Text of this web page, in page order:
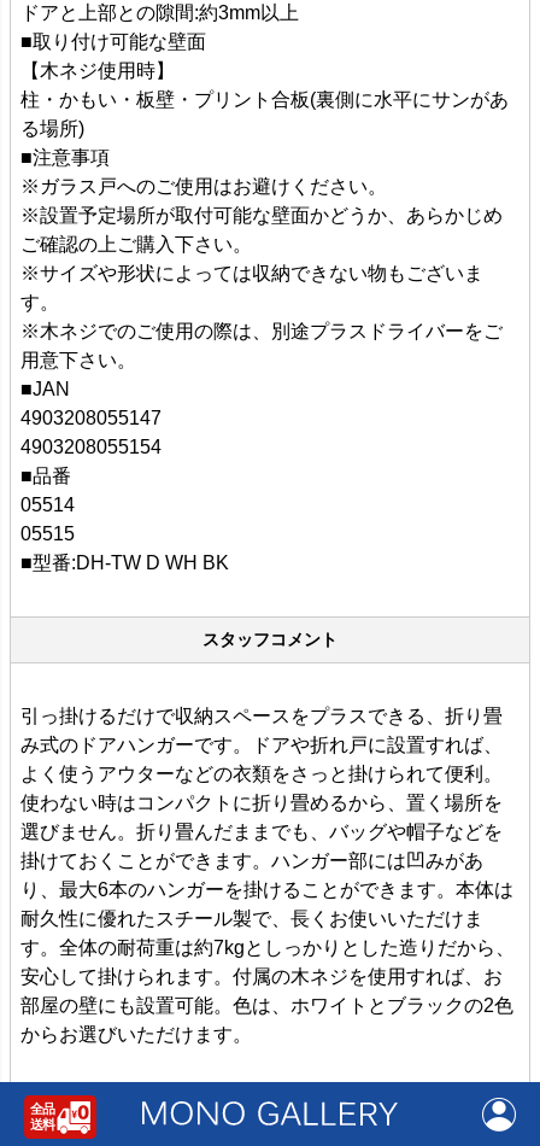
ドアと上部との隙間:約3mm以上
■取り付け可能な壁面
【木ネジ使用時】
柱・かもい・板壁・プリント合板(裏側に水平にサンがあ
る場所)
■注意事項
※ガラス戸へのご使用はお避けください。
※設置予定場所が取付可能な壁面かどうか、あらかじめ
ご確認の上ご購入下さい。
※サイズや形状によっては収納できない物もございま
す。
※木ネジでのご使用の際は、別途プラスドライバーをご
用意下さい。
■JAN
4903208055147
4903208055154
■品番
05514
05515
■型番:DH-TW D WH BK
スタッフコメント
引っ掛けるだけで収納スペースをプラスできる、折り畳
み式のドアハンガーです。ドアや折れ戸に設置すれば、
よく使うアウターなどの衣類をさっと掛けられて便利。
使わない時はコンパクトに折り畳めるから、置く場所を
選びません。折り畳んだままでも、バッグや帽子などを
掛けておくことができます。ハンガー部には凹みがあ
り、最大6本のハンガーを掛けることができます。本体は
耐久性に優れたスチール製で、長くお使いいただけま
す。全体の耐荷重は約7kgとしっかりとした造りだから、
安心して掛けられます。付属の木ネジを使用すれば、お
部屋の壁にも設置可能。色は、ホワイトとブラックの2色
からお選びいただけます。